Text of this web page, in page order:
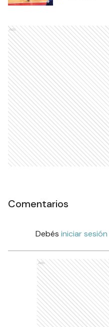
Ads
Comentarios
Debés iniciar sesión
Ads